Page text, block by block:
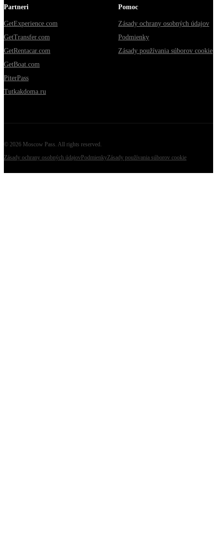
Partneri
GetExperience.com
GetTransfer.com
GetRentacar.com
GetBoat.com
PiterPass
Tutkakdoma.ru
Pomoc
Zásady ochrany osobných údajov
Podmienky
Zásady používania súborov cookie
© 2026 Moscow Pass. All rights reserved.
Zásady ochrany osobných údajov PodmienkyZásady používania súborov cookie